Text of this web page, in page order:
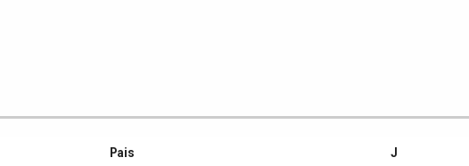
Pais J